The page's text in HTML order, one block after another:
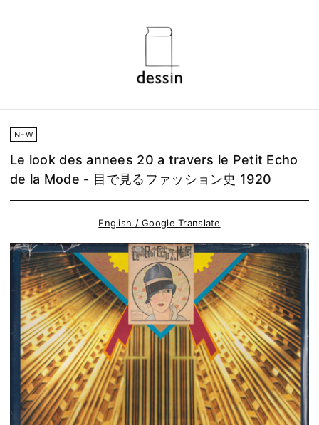
NEW
Le look des annees 20 a travers le Petit Echo
de la Mode - 目で見るファッション史 1920
English / Google Translate